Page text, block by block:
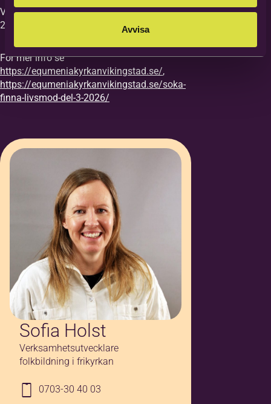
Avvisa
Vi vill ha din anmälan till kursen senast
27/8.
För mer info se
https://equmeniakyrkanvikingstad.se/,
https://equmeniakyrkanvikingstad.se/soka-
finna-livsmod-del-3-2026/
Sofia Holst
Verksamhetsutvecklare
folkbildning i frikyrkan
0703-30 40 03